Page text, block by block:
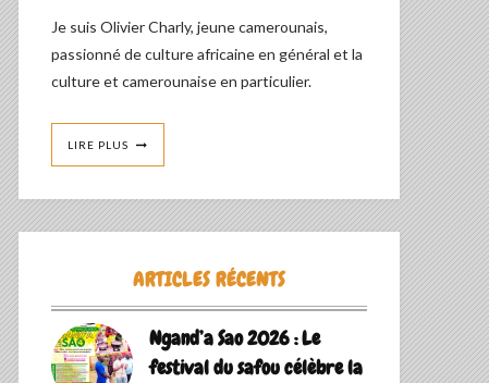
Je suis Olivier Charly, jeune camerounais,
passionné de culture africaine en général et la
culture et camerounaise en particulier.
LIRE PLUS
ARTICLES RÉCENTS
Ngand’a Sao 2026 : Le
festival du safou célèbre la